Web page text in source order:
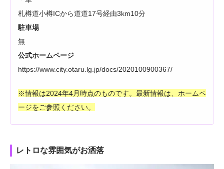
札樽道小樽ICから道道17号経由3km10分
駐車場
無
公式ホームページ
https://www.city.otaru.lg.jp/docs/2020100900367/
※情報は2024年4月時点のものです。最新情報は、ホームペ
ージをご参照ください。
レトロな雰囲気がお洒落